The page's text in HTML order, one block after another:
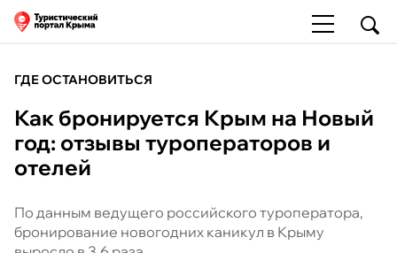
ГДЕ ОСТАНОВИТЬСЯ
Как бронируется Крым на Новый
год: отзывы туроператоров и
отелей
По данным ведущего российского туроператора,
бронирование новогодних каникул в Крыму